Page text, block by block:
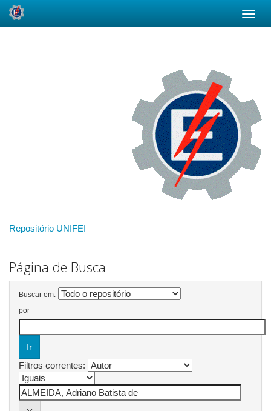
Repositório UNIFEI
Página de Busca
Buscar em:
por
Filtros correntes: